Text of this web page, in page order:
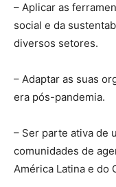
– Aplicar as
social e da
diversos setores.
– Adaptar as suas
era pós-pandemia.
– Ser parte ativa de
comunidades de
América Latina e do